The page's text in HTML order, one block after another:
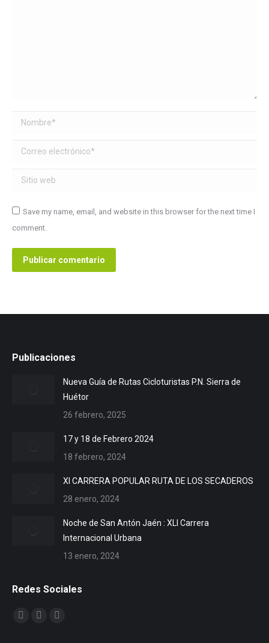
Nombre *
Correo electrónico *
Sitio web
Save my name, email, and website in this browser for the next time I
comment.
Publicar comentario
Publicaciones
Nueva Guía de Rutas Cicloturistas P.N. Sierra de
Huétor
26 febrero, 2025
17 y 18 de Febrero 2024
18 febrero, 2024
XI CARRERA POPULAR RUTA DE LOS SECADEROS
28 enero, 2024
Noche de San Antón Jaén : XLI Carrera
Internacional Urbana
13 enero, 2024
Redes Sociales
Encuéntranos en: